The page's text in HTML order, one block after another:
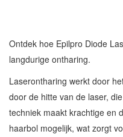
Ontdek hoe Epilpro Diode
langdurige ontharing.
Laserontharing werkt door
door de hitte van de laser,
techniek maakt krachtige en
haarbol mogelijk, wat zorgt